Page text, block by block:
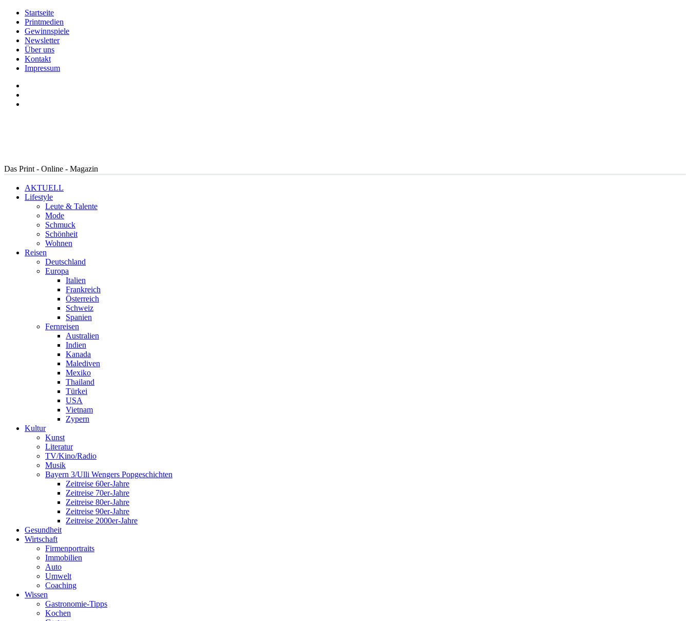
Startseite
Printmedien
Gewinnspiele
Newsletter
Über uns
Kontakt
Impressum
Das Print - Online - Magazin
AKTUELL
Lifestyle
Leute & Talente
Mode
Schmuck
Schönheit
Wohnen
Reisen
Deutschland
Europa
Italien
Frankreich
Österreich
Schweiz
Spanien
Fernreisen
Australien
Indien
Kanada
Malediven
Mexiko
Thailand
Türkei
USA
Vietnam
Zypern
Kultur
Kunst
Literatur
TV/Kino/Radio
Musik
Bayern 3/Ulli Wengers Popgeschichten
Zeitreise 60er-Jahre
Zeitreise 70er-Jahre
Zeitreise 80er-Jahre
Zeitreise 90er-Jahre
Zeitreise 2000er-Jahre
Gesundheit
Wirtschaft
Firmenportraits
Immobilien
Auto
Umwelt
Coaching
Wissen
Gastronomie-Tipps
Kochen